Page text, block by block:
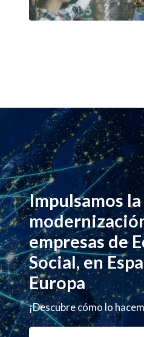
Impulsamos la
empresas de
Social, en
Europa
¡Descubre cómo lo